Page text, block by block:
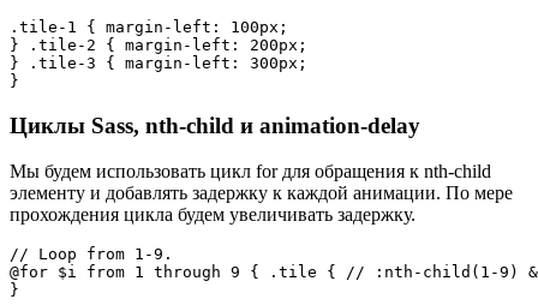
.tile-1 { margin-left: 100px;
} .tile-2 { margin-left: 200px;
} .tile-3 { margin-left: 300px;
Циклы Sass, nth-child и animation-delay
Мы будем использовать цикл for для обращения к nth-child
элементу и добавлять задержку к каждой анимации. По мере
прохождения цикла будем увеличивать задержку.
// Loop from 1-9.
@for $i from 1 through 9 { .tile { // :nth-child(1-9)